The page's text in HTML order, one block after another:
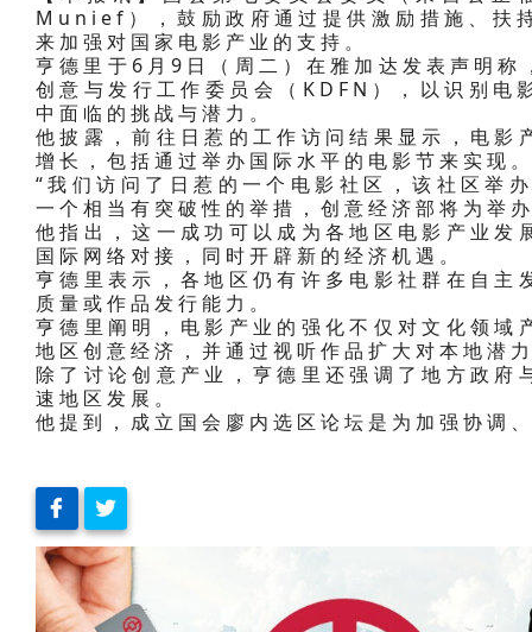
Munief），鼓励政府通过提供激励措施、扶
来加强对国家电影产业的支持。
亨德里于6月9日（周二）在雅加达发表声明
创意与发行工作委员会（KDFN），以识别电
中面临的挑战与潜力。
他披露，前往日惹的工作访问结果显示，电
增长，包括通过举办国际水平的电影节来实现
“我们访问了日惹的一个电影社区，该社区举
一个相当有突破性的举措，创意经济部将为举
他指出，这一成功可以成为各地区电影产业
国际网络对接，同时开辟新的经济机遇。
亨德里表示，各地区仍有许多电影社群在自
质量或作品发行能力。
亨德里阐明，电影产业的强化不仅对文化领
地区创意经济，并通过视听作品扩大对本地潜
除了讨论创意产业，亨德里还强调了地方政
速地区发展。
他提到，成立国会廖内选区论坛是为加强协调